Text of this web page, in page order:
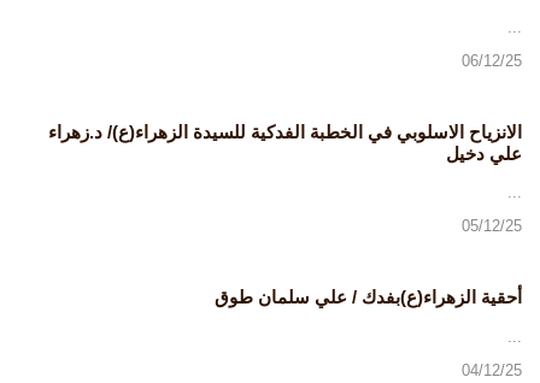
06/12/25
الانزياح الاسلوبي في الخطبة الفدكية للسيدة الزهراء(ع)/ د.زهراء
علي دخيل
...
05/12/25
أحقية الزهراء(ع)بفدك / علي سلمان طوق
04/12/25